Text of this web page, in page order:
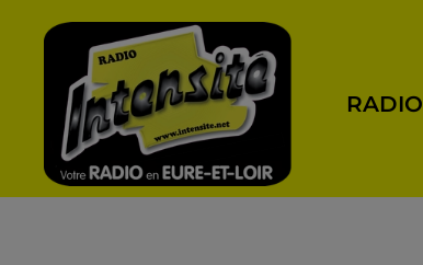
RADIO